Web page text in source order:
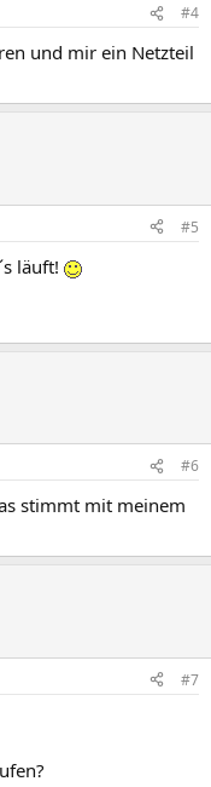
#4
und mir ein Netzteil
#5
läuft!
#6
stimmt mit meinem
#7